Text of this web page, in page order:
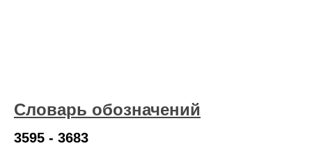
Словарь обозначений
3595 - 3683